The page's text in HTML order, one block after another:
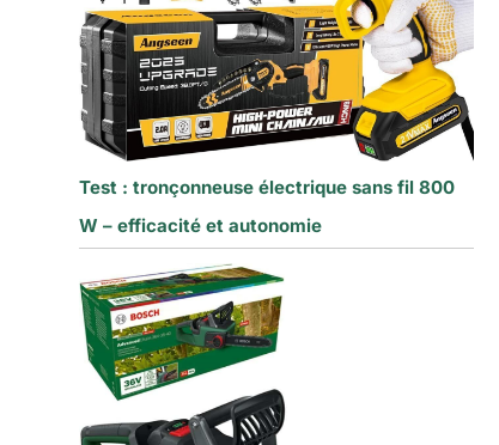
Test : tronçonneuse électrique sans fil 800
W – efficacité et autonomie